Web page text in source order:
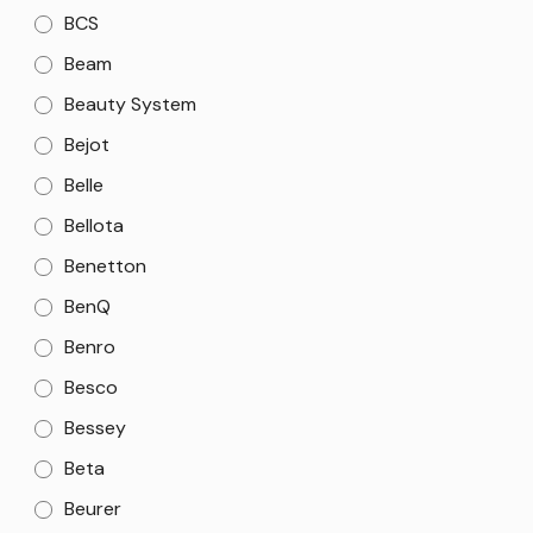
BCS
Beam
Beauty System
Bejot
Belle
Bellota
Benetton
BenQ
Benro
Besco
Bessey
Beta
Beurer